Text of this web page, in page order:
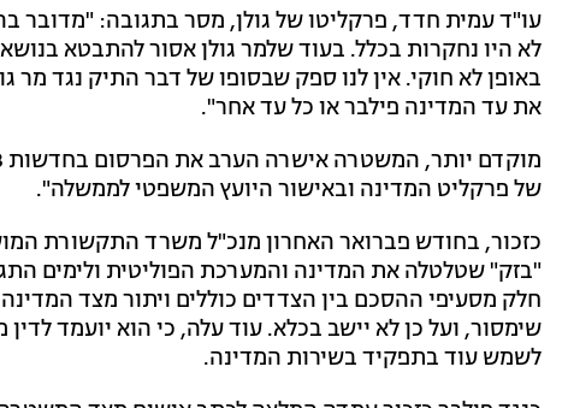
עו"ד עמית חדד, פרקליטו של גולן, מסר בתגובה:
לא היו נחקרות בכלל. בעוד שלמר גולן אסור להתבטא
באופן לא חוקי. אין לנו ספק שבסופו של דבר התיק נגד
את עד המדינה פילבר או כל עד אחר".
של פרקליט המדינה ובאישור היועץ המשפטי לממשלה".
כזכור, בחודש פברואר האחרון מנכ"ל משרד התקשורת
חלק מסעיפי ההסכם בין הצדדים כוללים ויתור מצד
שימסור, ועל כן לא יישב בכלא. עוד עלה, כי הוא יועמד
לשמש עוד בתפקיד בשירות המדינה.